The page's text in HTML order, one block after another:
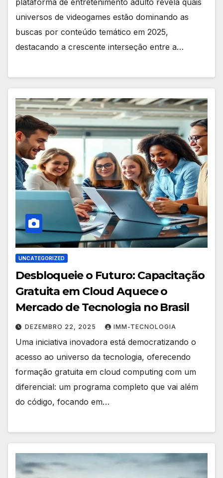
plataforma de entretenimento adulto revela quais
universos de videogames estão dominando as
buscas por conteúdo temático em 2025,
destacando a crescente interseção entre a…
UNCATEGORIZED
Desbloqueie o Futuro: Capacitação
Gratuita em Cloud Aquece o
Mercado de Tecnologia no Brasil
DEZEMBRO 22, 2025 IMM-TECNOLOGIA
Uma iniciativa inovadora está democratizando o
acesso ao universo da tecnologia, oferecendo
formação gratuita em cloud computing com um
diferencial: um programa completo que vai além
do código, focando em…